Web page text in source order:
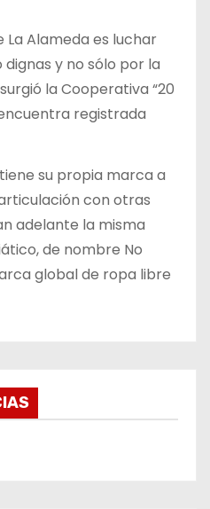
La Alameda es luchar
y no sólo por la
la Cooperativa “20
registrada
su propia marca a
con otras
adelante la misma
de nombre No
global de ropa libre